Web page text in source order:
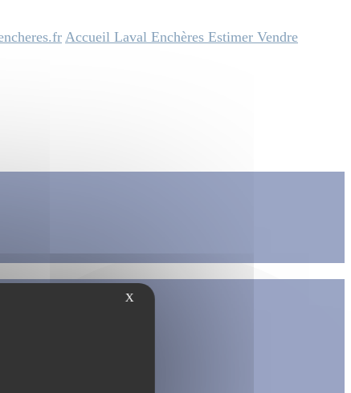
Accueil Laval Enchères Estimer Vendre
X